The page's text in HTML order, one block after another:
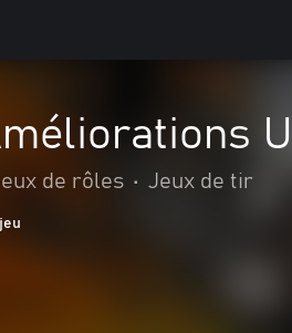
de rôles • Jeux de tir